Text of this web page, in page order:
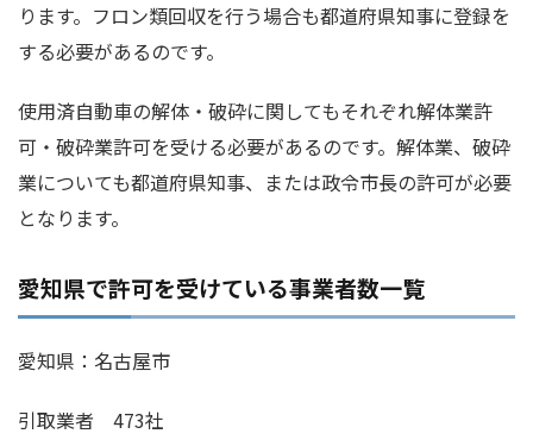
ります。フロン類回収を行う場合も都道府県知事に登録を
する必要があるのです。
使用済自動車の解体・破砕に関してもそれぞれ解体業許
可・破砕業許可を受ける必要があるのです。解体業、破砕
業についても都道府県知事、または政令市長の許可が必要
となります。
愛知県で許可を受けている事業者数一覧
愛知県：名古屋市
引取業者 473社